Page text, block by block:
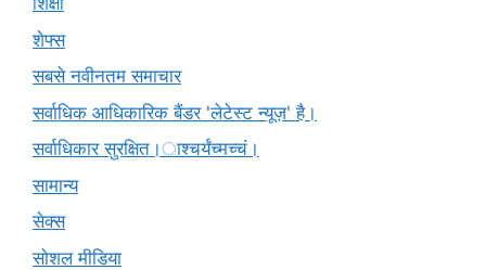
शेफ्स
सबसे नवीनतम समाचार
सर्वाधिक आधिकारिक बैंडर 'लेटेस्ट न्यूज़' है।
सर्वाधिकार सुरक्षित।ाश्चर्यंच्मच्चं।
सामान्य
सेक्स
सोशल मीडिया